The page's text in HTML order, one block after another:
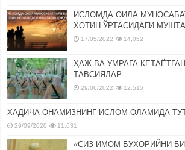
ИСЛОМДА ОИЛА
ХОТИН ЎРТАСИДАГИ
17/05/2022 14,052
ҲАЖ ВА УМРАГА
ТАВСИЯЛАР
29/06/2022 12,515
ХАДИЧА ОНАМИЗНИНГ ИСЛОМ ОЛАМИДА
29/09/2020 11,631
«СИЗ ИМОМ БУХОРИЙНИ